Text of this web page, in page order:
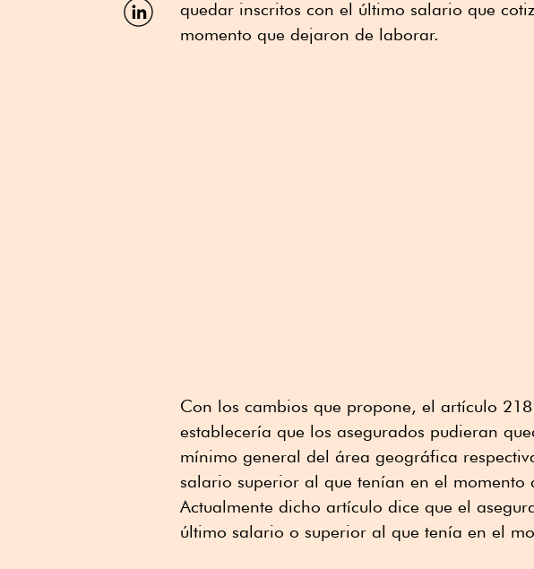
por
quedar inscritos con el último salario que
momento que dejaron de laborar.
Con los cambios que propone, el artículo
establecería que los asegurados pudieran
mínimo general del área geográfica
salario superior al que tenían en el momento
Actualmente dicho artículo dice que el
último salario o superior al que tenía en el